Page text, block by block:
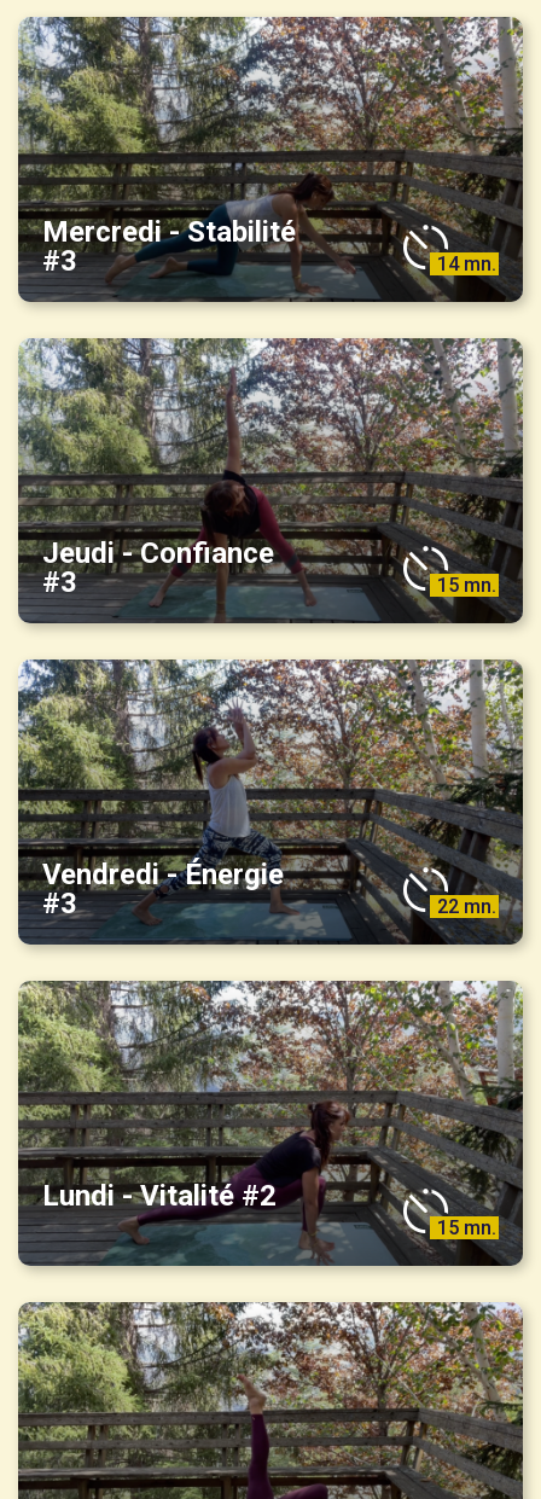
Mercredi - Stabilité
#3
14 mn.
Jeudi - Confiance
#3
15 mn.
Vendredi - Énergie
#3
22 mn.
Lundi - Vitalité #2
15 mn.